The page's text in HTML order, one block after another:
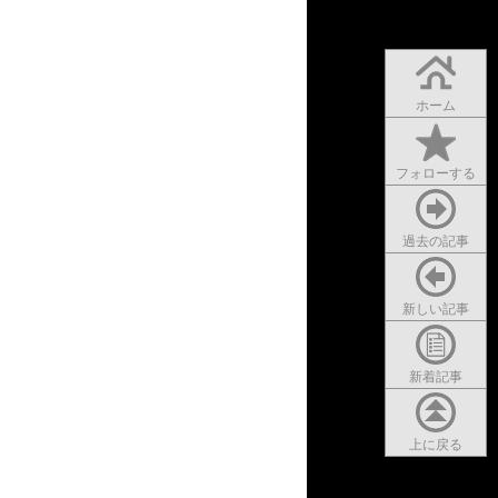
ホーム
フォローする
過去の記事
新しい記事
新着記事
上に戻る